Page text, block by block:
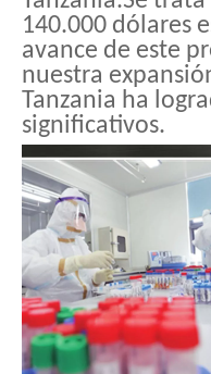
140.000 dólares
avance de este
nuestra
Tanzania ha
significativos.